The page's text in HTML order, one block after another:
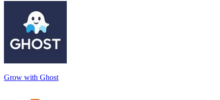
Grow with Ghost